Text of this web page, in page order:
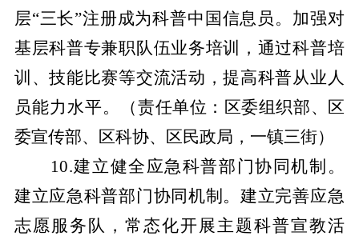
层“三长”注册成为科普中国信息员。加强对
基层科普专兼职队伍业务培训，通过科普培
训、技能比赛等交流活动，提高科普从业人
员能力水平。
（责任单位：区委组织部、区
委宣传部、区科协、区民政局，一镇三街）
10.建立健全应急科普部门协同机制。
建立应急科普部门协同机制。建立完善应急
志愿服务队，常态化开展主题科普宣教活